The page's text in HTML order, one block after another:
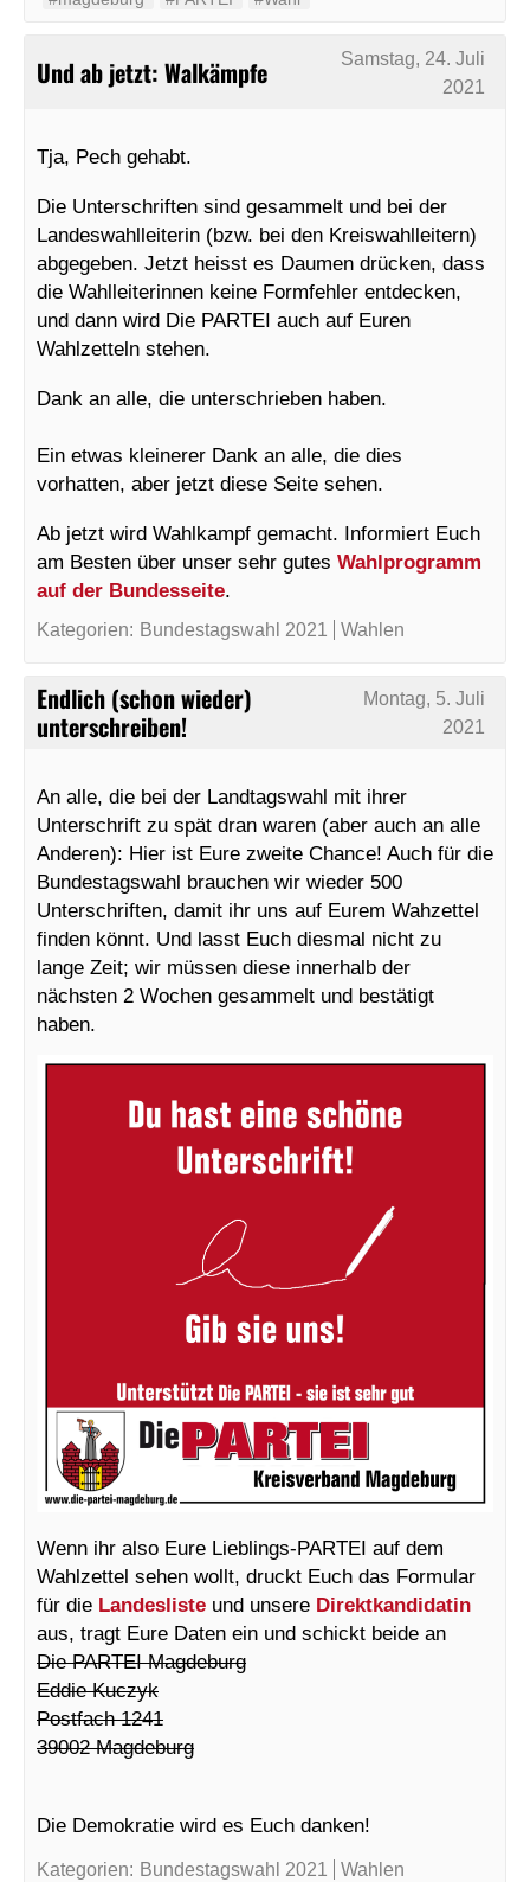
Und ab jetzt: Walkämpfe
Samstag, 24. Juli
2021
Tja, Pech gehabt.
Die Unterschriften sind gesammelt und bei der
Landeswahlleiterin (bzw. bei den Kreiswahlleitern)
abgegeben. Jetzt heisst es Daumen drücken, dass
die Wahlleiterinnen keine Formfehler entdecken,
und dann wird Die PARTEI auch auf Euren
Wahlzetteln stehen.
Dank an alle, die unterschrieben haben.
Ein etwas kleinerer Dank an alle, die dies
vorhatten, aber jetzt diese Seite sehen.
Ab jetzt wird Wahlkampf gemacht. Informiert Euch
am Besten über unser sehr gutes Wahlprogramm
auf der Bundesseite.
Kategorien: Bundestagswahl 2021 Wahlen
Endlich (schon wieder)
unterschreiben!
Montag, 5. Juli
2021
An alle, die bei der Landtagswahl mit ihrer
Unterschrift zu spät dran waren (aber auch an alle
Anderen): Hier ist Eure zweite Chance! Auch für die
Bundestagswahl brauchen wir wieder 500
Unterschriften, damit ihr uns auf Eurem Wahzettel
finden könnt. Und lasst Euch diesmal nicht zu
lange Zeit; wir müssen diese innerhalb der
nächsten 2 Wochen gesammelt und bestätigt
haben.
Wenn ihr also Eure Lieblings-PARTEI auf dem
Wahlzettel sehen wollt, druckt Euch das Formular
für die Landesliste und unsere Direktkandidatin
aus, tragt Eure Daten ein und schickt beide an
Die PARTEI Magdeburg
Eddie Kuczyk
Postfach 1241
39002 Magdeburg
Die Demokratie wird es Euch danken!
Kategorien: Bundestagswahl 2021 Wahlen